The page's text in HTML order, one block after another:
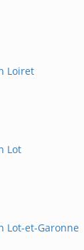
Loiret
Lot
Lot-et-Garonne